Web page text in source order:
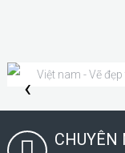
‹
CHUYÊN